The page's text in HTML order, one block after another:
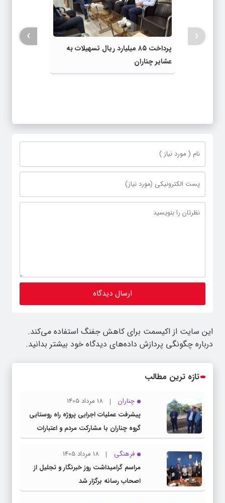
پرداخت ۸۵ میلیارد ریال تسهیلات به
عشایر چناران
‹
›
این سایت از اکیسمت برای کاهش جفنگ استفاده می‌کند.
درباره چگونگی پردازش داده‌های دیدگاه خود بیشتر بدانید.
تازه ترین مطالب
چناران
18 مرداد 1405
پیشرفت عملیات اجرایی پروژه راه روستایی
گروه چناران با مشارکت مردم و اعتبارات
دولتی
فرهنگی
18 مرداد 1405
مراسم گرامیداشت روز خبرنگار و تجلیل از
اصحاب رسانه برگزار شد